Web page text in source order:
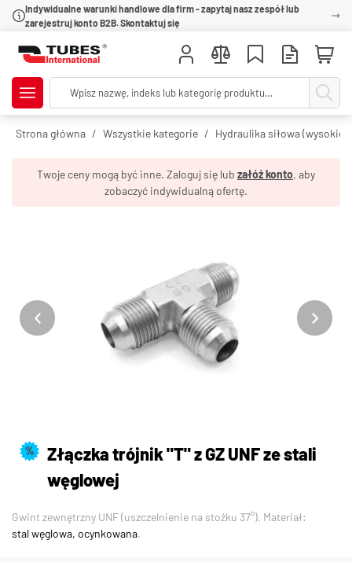
Indywidualne warunki handlowe dla firm - zapytaj nasz zespół lub
zarejestruj konto B2B. Skontaktuj się
Strona główna Wszystkie kategorie Hydraulika siłowa (wysokie
Twoje ceny mogą być inne. Zaloguj się lub załóż konto, aby
zobaczyć indywidualną ofertę.
%
Złączka trójnik "T" z GZ UNF ze stali
węglowej
Gwint zewnętrzny UNF (uszczelnienie na stożku 37°). Materiał:
stal węglowa, ocynkowana.